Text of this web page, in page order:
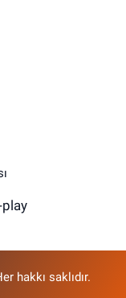
hakkı saklıdır.